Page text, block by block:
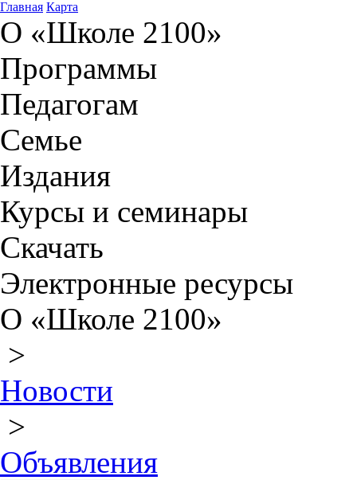
Главная Карта
О «Школе 2100»
Программы
Педагогам
Семье
Издания
Курсы и семинары
Скачать
Электронные ресурсы
О «Школе 2100»
>
Новости
>
Объявления